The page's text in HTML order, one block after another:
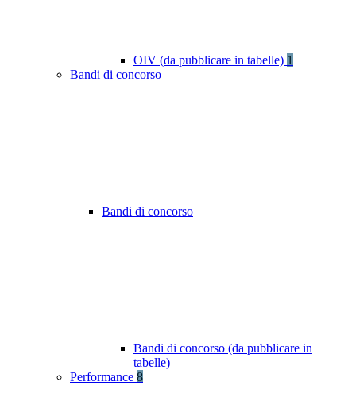
OIV (da pubblicare in tabelle) 1
Bandi di concorso
Bandi di concorso
Bandi di concorso (da pubblicare in
tabelle)
Performance 8